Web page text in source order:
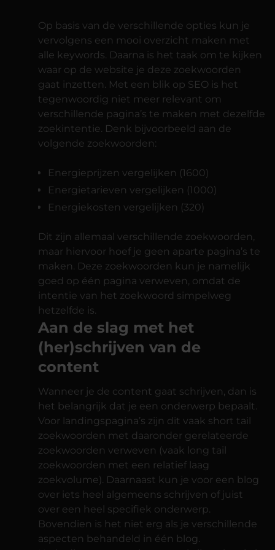
Op basis van de verschillende opties kun je
vervolgens een mooi overzicht maken met
alle keywords. Daarna is het taak om te kijken
waar op de website je deze zoekwoorden
gaat inzetten. Met een blik op SEO is het
tegenwoordig niet meer relevant om
verschillende pagina’s te maken met dezelfde
zoekintentie. Denk bijvoorbeeld aan de
volgende zoekwoorden:
Energieprijzen vergelijken (1600)
Energietarieven vergelijken (1000)
Energiekosten vergelijken (320)
Dit zijn allemaal verschillende zoekwoorden,
maar hiervoor hoef je geen aparte pagina’s te
maken. Deze zoekwoorden kun je namelijk
goed op één pagina verweven, omdat de
intentie van het zoekwoord simpelweg
hetzelfde is.
Aan de slag met het
(her)schrijven van de
content
Wanneer je de content gaat schrijven, dan is
het belangrijk dat je een onderwerp bepaalt.
Voor landingspagina’s zijn dit vaak short tail
zoekwoorden met daaronder gerelateerde
zoekwoorden verweven (vaak long tail
zoekwoorden met een relatief laag
zoekvolume). Daarnaast kun je voor een blog
over iets heel algemeens schrijven of juist
over een heel specifiek onderwerp.
Bovendien is het niet erg als je verschillende
aspecten behandeld in één blog.